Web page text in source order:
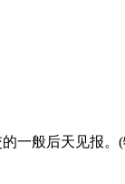
一般后天见报